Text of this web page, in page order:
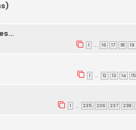
1 … 16 17 18 19
1 … 12 13 14 15
1 … 235 236 237 238